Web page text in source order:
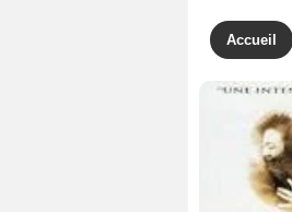
Accueil